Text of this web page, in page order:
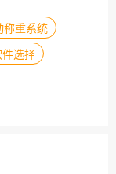
称重系统
选择